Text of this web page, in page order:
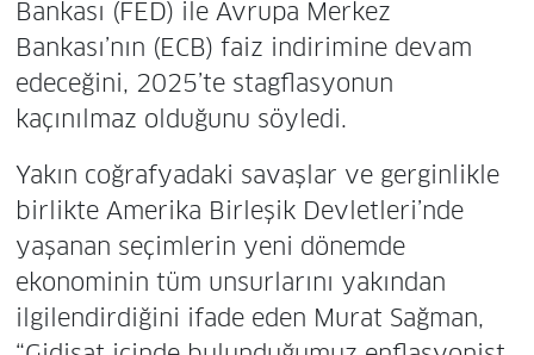
Bankası (FED) ile Avrupa Merkez
Bankası’nın (ECB) faiz indirimine devam
edeceğini, 2025’te stagflasyonun
kaçınılmaz olduğunu söyledi.
Yakın coğrafyadaki savaşlar ve gerginlikle
birlikte Amerika Birleşik Devletleri’nde
yaşanan seçimlerin yeni dönemde
ekonominin tüm unsurlarını yakından
ilgilendirdiğini ifade eden Murat Sağman,